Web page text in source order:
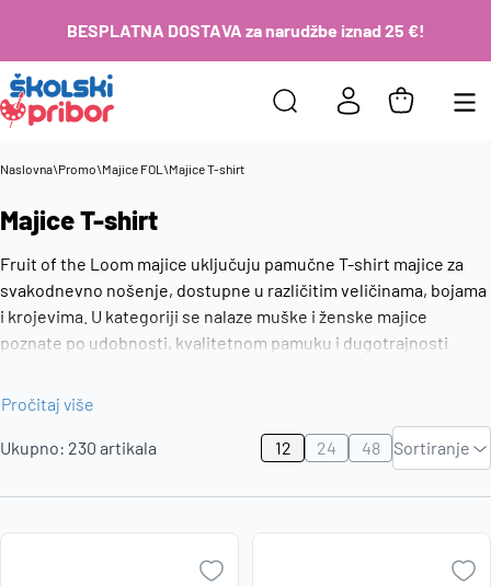
BESPLATNA DOSTAVA za narudžbe iznad 25 €!
Naslovna\Promo\Majice FOL \Majice T-shirt
Majice T-shirt
Fruit of the Loom majice uključuju pamučne T-shirt majice za
svakodnevno nošenje, dostupne u različitim veličinama, bojama
i krojevima. U kategoriji se nalaze muške i ženske majice
poznate po udobnosti, kvalitetnom pamuku i dugotrajnosti
dio garderobe za svakodnevnu upotrebu tijekom cijele godine.
Pročitaj više
Ukupno: 230 artikala 12 24 48 Sortiranje
Najviša
cijena
cijena
Naziv A-